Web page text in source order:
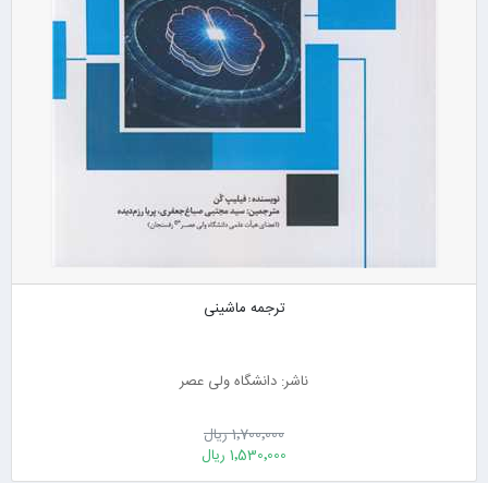
ترجمه ماشینی
ناشر: دانشگاه ولی عصر
1٬700٬000 ریال
1٬530٬000 ریال